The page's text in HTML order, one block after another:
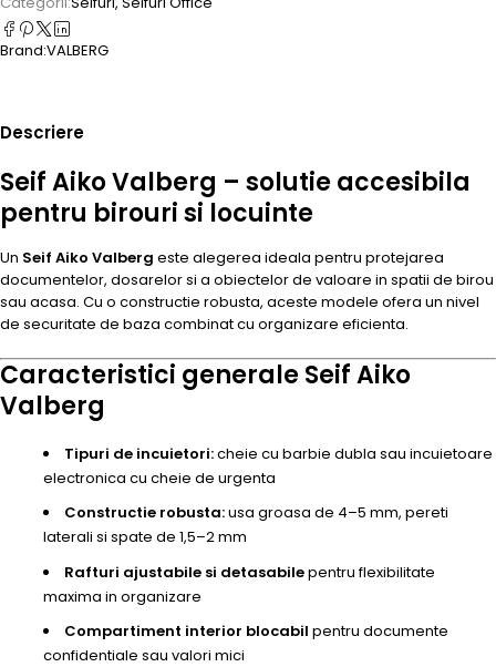
Brand:VALBERG
Descriere
Seif Aiko Valberg – solutie accesibila
pentru birouri si locuinte
Un Seif Aiko Valberg este alegerea ideala pentru protejarea
documentelor, dosarelor si a obiectelor de valoare in spatii de birou
sau acasa. Cu o constructie robusta, aceste modele ofera un nivel
de securitate de baza combinat cu organizare eficienta.
Caracteristici generale Seif Aiko
Valberg
Tipuri de incuietori:cheie cu barbie dubla sau incuietoare
electronica cu cheie de urgenta
Constructie robusta:usa groasa de 4–5 mm, pereti
laterali si spate de 1,5–2 mm
Rafturi ajustabile si detasabilepentru flexibilitate
maxima in organizare
Compartiment interior blocabil pentru documente
confidentiale sau valori mici